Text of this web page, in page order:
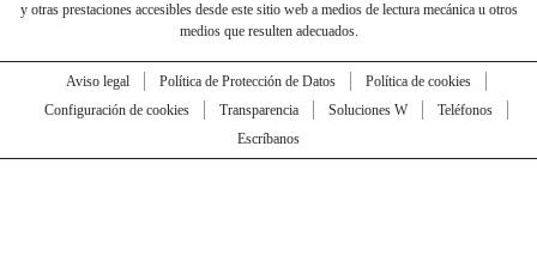
y otras prestaciones accesibles desde este sitio web a medios de lectura mecánica u otros
medios que resulten adecuados.
Aviso legal Política de Protección de Datos
Política de cookies
Configuración de cookies
Transparencia Soluciones W
Teléfonos
Escríbanos